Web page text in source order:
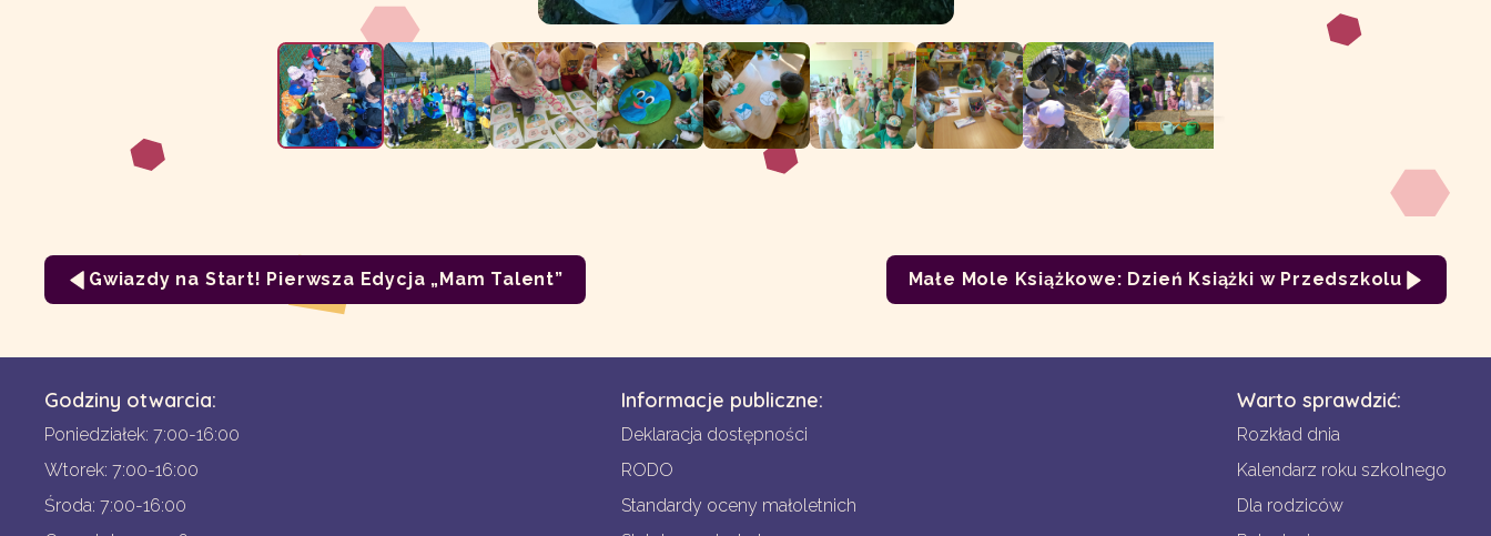
Gwiazdy na Start! Pierwsza Edycja „Mam Talent” Małe Mole Książkowe: Dzień Książki w Przedszkolu
Godziny otwarcia:
Poniedziałek: 7:00-16:00
Wtorek: 7:00-16:00
Środa: 7:00-16:00
Informacje publiczne:
Deklaracja dostępności
RODO
Standardy oceny małoletnich
Warto sprawdzić:
Rozkład dnia
Kalendarz roku szkolnego
Dla rodziców